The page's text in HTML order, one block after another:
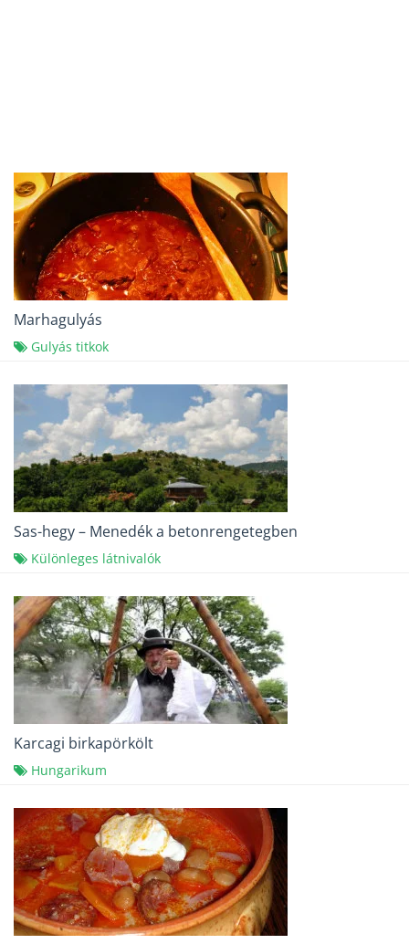
Marhagulyás
Gulyás titkok
Sas-hegy – Menedék a betonrengetegben
Különleges látnivalók
Karcagi birkapörkölt
Hungarikum